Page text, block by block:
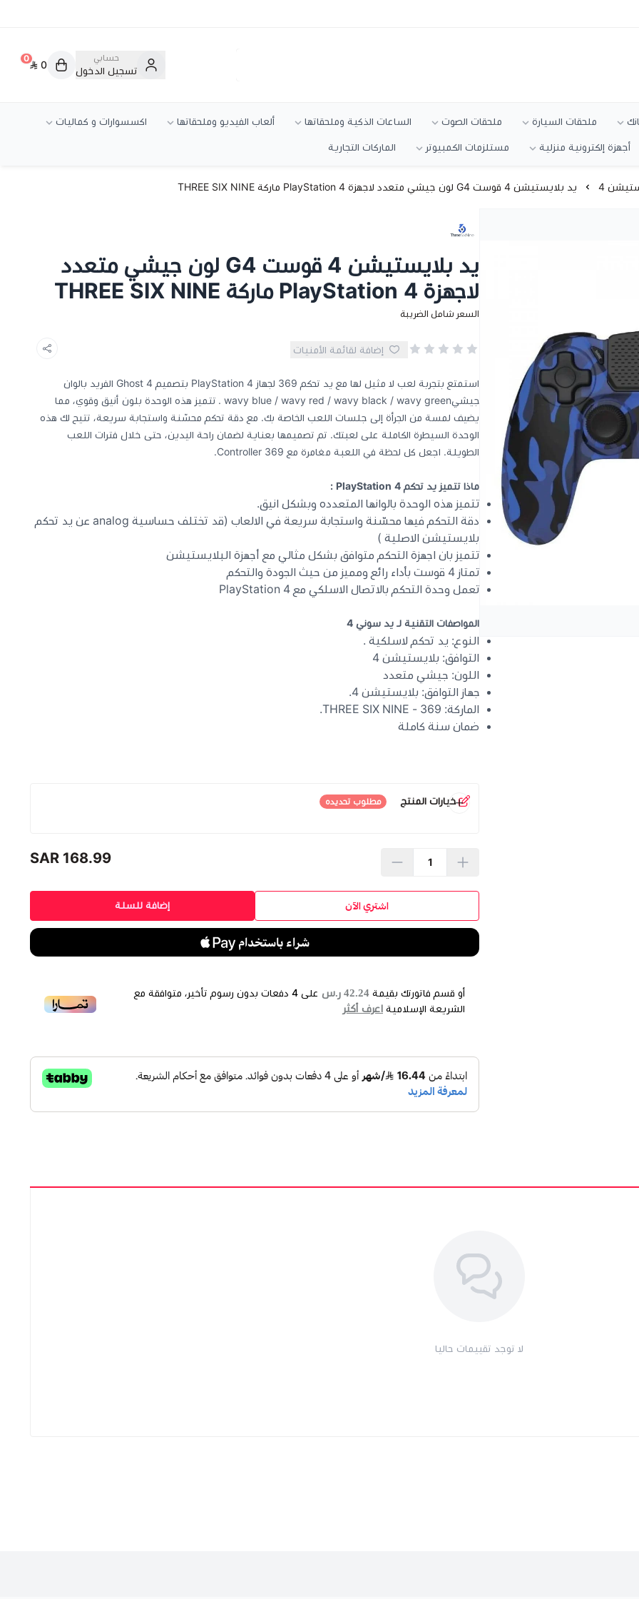
حسابي
تسجيل الدخول
0
0
ملحقات السيارة ملحقات الصوت الساعات الذكية وملحقاتها ألعاب الفيديو وملحقاتها اكسسوارات و كماليات
أجهزة إلكترونية منزلية مستلزمات الكمبيوتر الماركات التجارية
4 يد بلايستيشن 4 قوست G4 لون جيشي متعدد لاجهزة PlayStation 4 ماركة THREE SIX NINE
يد بلايستيشن 4 قوست G4 لون جيشي متعدد
لاجهزة PlayStation 4 ماركة THREE SIX NINE
السعر شامل الضريبة
إضافة لقائمة الأمنيات
استمتع بتجربة لعب لا مثيل لها مع يد تحكم 369 لجهاز PlayStation 4 بتصميم Ghost 4 الفريد بالوان
جيشيwavy blue / wavy red / wavy black / wavy green . تتميز هذه الوحدة بلون أنيق وقوي، مما
يضيف لمسة من الجرأة إلى جلسات اللعب الخاصة بك. مع دقة تحكم محسّنة واستجابة سريعة، تتيح لك هذه
الوحدة السيطرة الكاملة على لعبتك. تم تصميمها بعناية لضمان راحة اليدين، حتى خلال فترات اللعب
الطويلة. اجعل كل لحظة في اللعبة مغامرة مع 369 Controller.
ماذا تتميز يد تحكم PlayStation 4 :
تتميز هذه الوحدة بالوانها المتعدده وبشكل انيق.
دقة التحكم فيها محسّنة واستجابة سريعة في الالعاب (قد تختلف حساسية analog عن يد تحكم
بلايستيشن الاصلية )
تتميز بان اجهزة التحكم متوافق بشكل مثالي مع أجهزة البلايستيشن
تمتاز 4 قوست بأداء رائع ومميز من حيث الجودة والتحكم
تعمل وحدة التحكم بالاتصال الاسلكي مع PlayStation 4
المواصفات التقنية لـ يد سوني 4
النوع: يد تحكم لاسلكية .
التوافق: بلايستيشن 4
اللون: جيشي متعدد
جهاز التوافق: بلايستيشن 4.
الماركة: THREE SIX NINE - 369.
ضمان سنة كاملة
خيارات المنتج مطلوب تحديده
ازرق جيشي احمر جيشي اخضر جيشي اسود جيشي
168.99 SAR
إضافة للسلة اشتري الآن
أو قسم فاتورتك بقيمة 42.24 ر.س على 4 دفعات بدون رسوم تأخير، متوافقة مع
الشريعة الإسلامية اعرف أكثر
لا توجد تقييمات حاليا